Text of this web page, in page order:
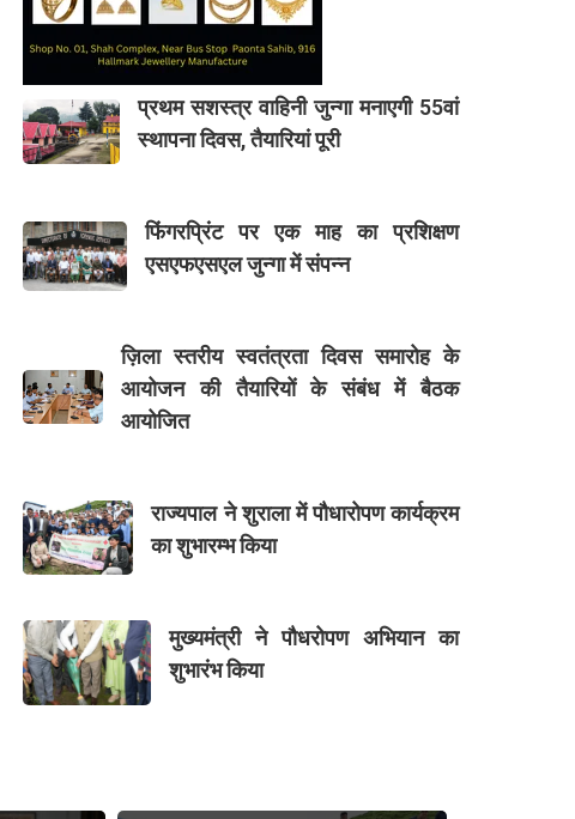
प्रथम सशस्त्र वाहिनी जुन्गा मनाएगी 55वां
स्थापना दिवस, तैयारियां पूरी
फिंगरप्रिंट पर एक माह का प्रशिक्षण
एसएफएसएल जुन्गा में संपन्न
ज़िला स्तरीय स्वतंत्रता दिवस समारोह के
आयोजन की तैयारियों के संबंध में बैठक
आयोजित
राज्यपाल ने शुराला में पौधारोपण कार्यक्रम
का शुभारम्भ किया
मुख्यमंत्री ने पौधरोपण अभियान का
शुभारंभ किया